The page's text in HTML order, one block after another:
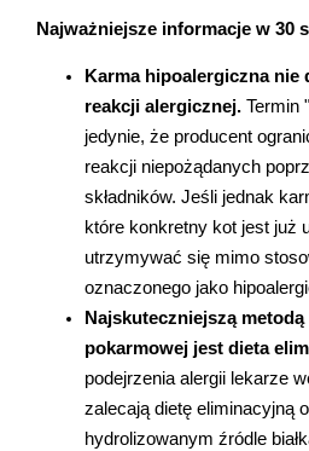
Najważniejsze informacje w 30
Karma hipoalergiczna nie
reakcji alergicznej. Termin
jedynie, że producent
reakcji niepożądanych
składników. Jeśli jednak
które konkretny kot jest już
utrzymywać się mimo
oznaczonego jako
Najskuteczniejszą
pokarmowej jest dieta
podejrzenia alergii lekarze
zalecają dietę eliminacyjną
hydrolizowanym źródle